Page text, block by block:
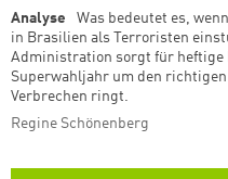
Analyse
Was bedeutet es,
in Brasilien als Terroristen
Administration sorgt für heftige
Superwahljahr um den
Verbrechen ringt.
Regine Schönenberg